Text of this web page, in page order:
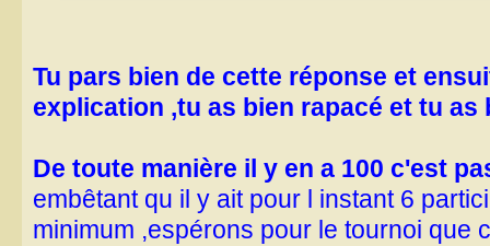
Tu pars bien de cette réponse et
explication ,tu as bien rapacé et tu
De toute manière il y en a 100 c'est
embêtant qu il y ait pour l instant 6
minimum ,espérons pour le tournoi que